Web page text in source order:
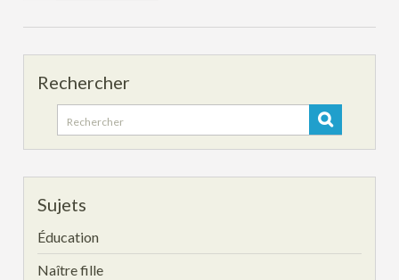
Rechercher
Search
for:
Sujets
Éducation
Naître fille